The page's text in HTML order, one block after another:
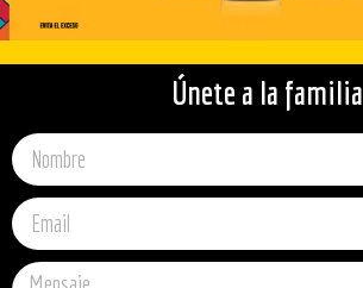
Únete a la familia